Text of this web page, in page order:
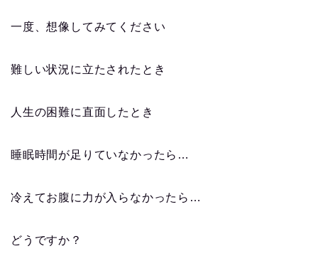
一度、想像してみてください
難しい状況に立たされたとき
人生の困難に直面したとき
睡眠時間が足りていなかったら…
冷えてお腹に力が入らなかったら…
どうですか？